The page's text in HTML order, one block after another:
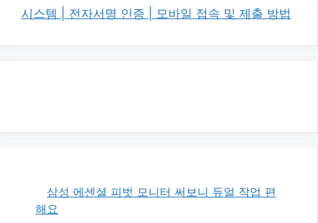
시스템 | 전자서명 인증 | 모바일 접속 및 제출 방법
삼성 에센셜 피벗 모니터 써보니 듀얼 작업 편
해요